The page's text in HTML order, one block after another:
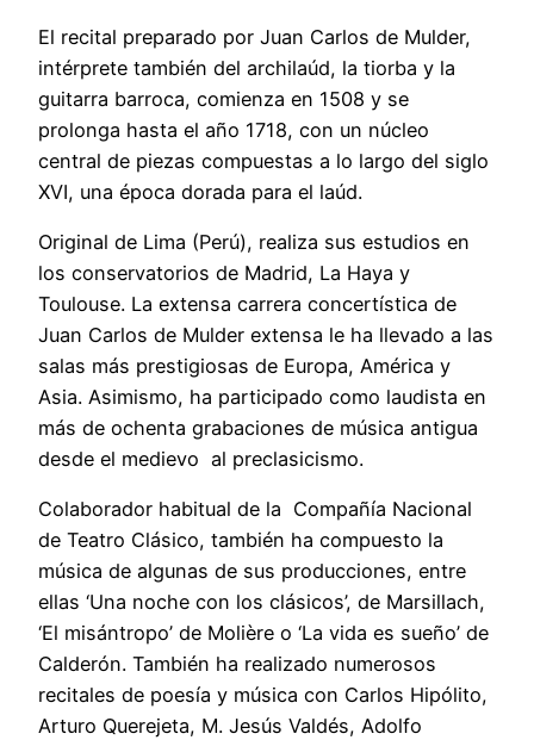
El recital preparado por Juan Carlos de Mulder,
intérprete también del archilaúd, la tiorba y la
guitarra barroca, comienza en 1508 y se
prolonga hasta el año 1718, con un núcleo
central de piezas compuestas a lo largo del siglo
XVI, una época dorada para el laúd.
Original de Lima (Perú), realiza sus estudios en
los conservatorios de Madrid, La Haya y
Toulouse. La extensa carrera concertística de
Juan Carlos de Mulder extensa le ha llevado a las
salas más prestigiosas de Europa, América y
Asia. Asimismo, ha participado como laudista en
más de ochenta grabaciones de música antigua
desde el medievo al preclasicismo.
Colaborador habitual de la Compañía Nacional
de Teatro Clásico, también ha compuesto la
música de algunas de sus producciones, entre
ellas ‘Una noche con los clásicos’, de Marsillach,
‘El misántropo’ de Molière o ‘La vida es sueño’ de
Calderón. También ha realizado numerosos
recitales de poesía y música con Carlos Hipólito,
Arturo Querejeta, M. Jesús Valdés, Adolfo